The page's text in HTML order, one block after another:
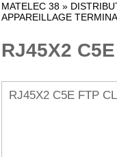
MATELEC 38 »
APPAREILLAGE
RJ45X2
RJ45X2 C5E FTP